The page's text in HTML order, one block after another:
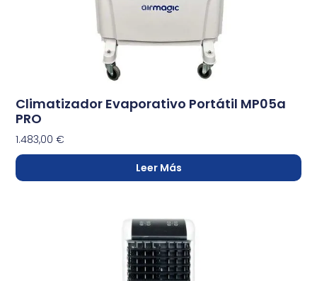
Climatizador Evaporativo Portátil MP05a
PRO
1.483,00€
Leer Más